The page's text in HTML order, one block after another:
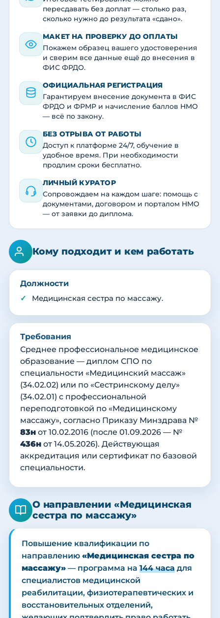
пересдавать без доплат — столько раз,
сколько нужно до результата «сдано».
МАКЕТ НА ПРОВЕРКУ ДО ОПЛАТЫ
Покажем образец вашего удостоверения
и сверим все данные ещё до внесения в
ФИС ФРДО.
ОФИЦИАЛЬНАЯ РЕГИСТРАЦИЯ
Гарантируем внесение документа в ФИС
ФРДО и ФРМР и начисление баллов НМО
— всё по закону.
БЕЗ ОТРЫВА ОТ РАБОТЫ
Доступ к платформе 24/7, обучение в
удобное время. При необходимости
продлим сроки бесплатно.
ЛИЧНЫЙ КУРАТОР
Сопровождаем на каждом шаге: помощь с
документами, договором и порталом НМО
— от заявки до диплома.
Кому подходит и кем работать
Должности
Медицинская сестра по массажу.
Требования
Среднее профессиональное медицинское
образование — диплом СПО по
специальности «Медицинский массаж»
(34.02.02) или по «Сестринскому делу»
(34.02.01) с профессиональной
переподготовкой по «Медицинскому
массажу», согласно Приказу Минздрава №
83н от 10.02.2016 (после 01.09.2026 — №
436н от 14.05.2026). Действующая
аккредитация или сертификат по базовой
специальности.
О направлении «Медицинская
сестра по массажу»
Повышение квалификации по
направлению «Медицинская сестра по
массажу» — программа на 144 часа для
специалистов медицинской
реабилитации, физиотерапевтических и
восстановительных отделений,